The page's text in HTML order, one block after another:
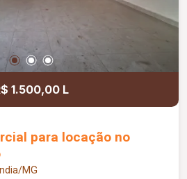
1.500,00 L
para locação no
MG